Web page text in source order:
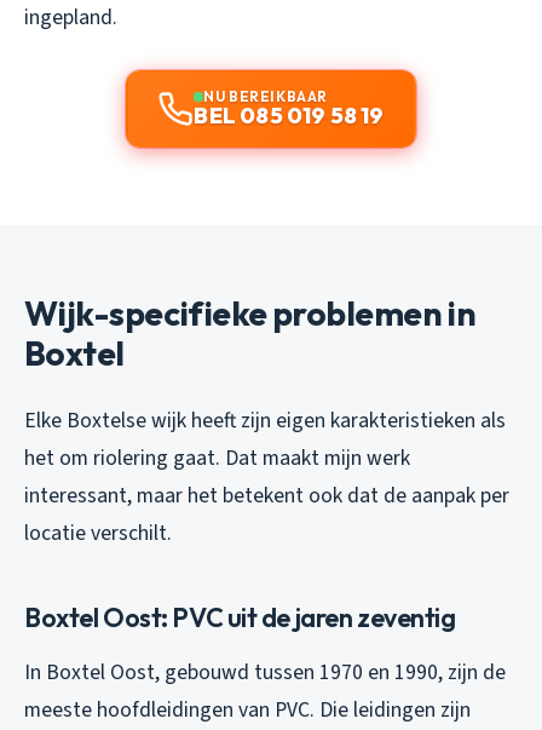
ingepland.
NU BEREIKBAAR
BEL 085 019 58 19
Wijk-specifieke problemen in
Boxtel
Elke Boxtelse wijk heeft zijn eigen karakteristieken als
het om riolering gaat. Dat maakt mijn werk
interessant, maar het betekent ook dat de aanpak per
locatie verschilt.
Boxtel Oost: PVC uit de jaren zeventig
In Boxtel Oost, gebouwd tussen 1970 en 1990, zijn de
meeste hoofdleidingen van PVC. Die leidingen zijn